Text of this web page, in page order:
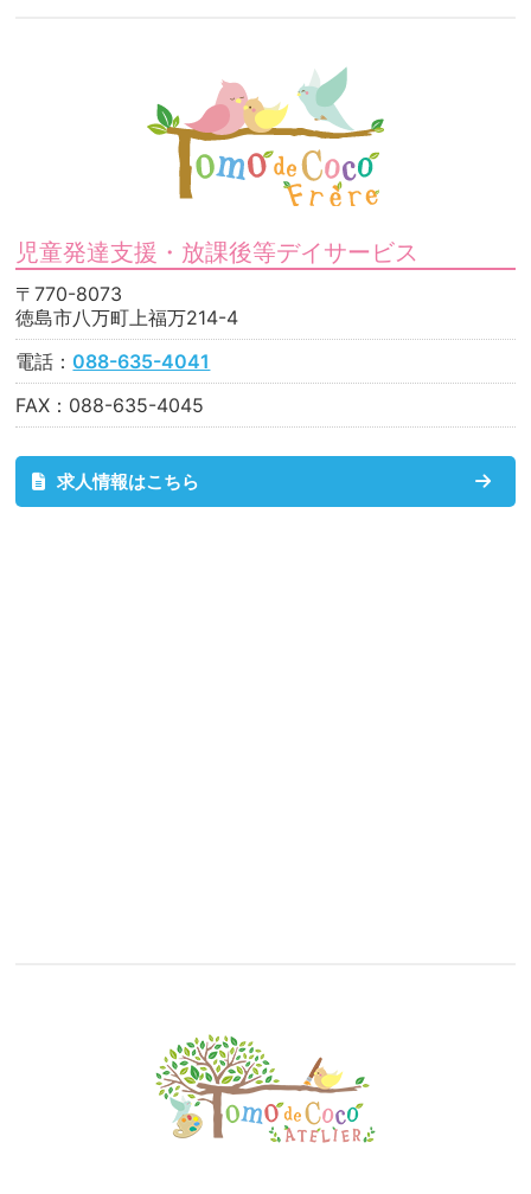
児童発達支援・放課後等デイサービス
〒770-8073
徳島市八万町上福万214-4
電話：088-635-4041
FAX：088-635-4045
求人情報はこちら